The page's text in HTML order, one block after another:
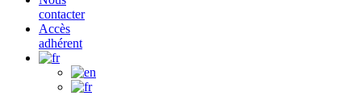
contacter
Accès
adhérent